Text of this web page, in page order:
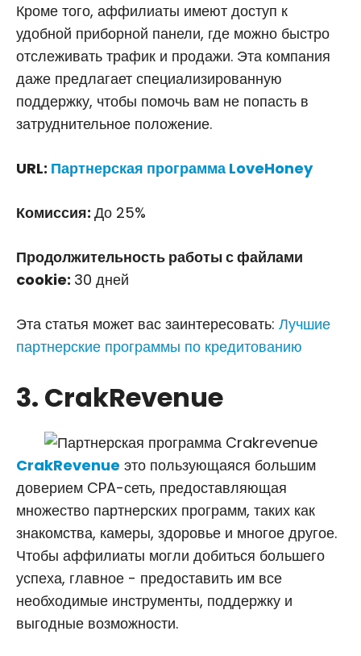
Кроме того, аффилиаты имеют доступ к
удобной приборной панели, где можно быстро
отслеживать трафик и продажи. Эта компания
даже предлагает специализированную
поддержку, чтобы помочь вам не попасть в
затруднительное положение.
URL: Партнерская программа LoveHoney
Комиссия: До 25%
Продолжительность работы с файлами
cookie: 30 дней
Эта статья может вас заинтересовать: Лучшие
партнерские программы по кредитованию
3. CrakRevenue
CrakRevenue это пользующаяся большим
доверием CPA-сеть, предоставляющая
множество партнерских программ, таких как
знакомства, камеры, здоровье и многое другое.
Чтобы аффилиаты могли добиться большего
успеха, главное - предоставить им все
необходимые инструменты, поддержку и
выгодные возможности.